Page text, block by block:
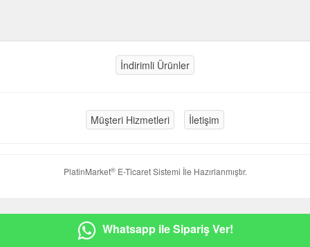
İndirimli Ürünler
Müşteri Hizmetleri İletişim
PlatinMarket®E-Ticaret Sistemi İle Hazırlanmıştır.
Whatsapp ile Sipariş Ver!